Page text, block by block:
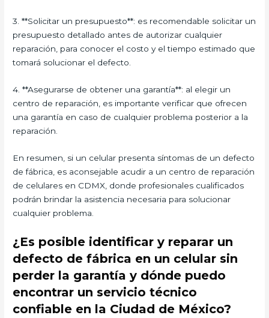
3. **Solicitar un presupuesto**: es recomendable solicitar un
presupuesto detallado antes de autorizar cualquier
reparación, para conocer el costo y el tiempo estimado que
tomará solucionar el defecto.
4. **Asegurarse de obtener una garantía**: al elegir un
centro de reparación, es importante verificar que ofrecen
una garantía en caso de cualquier problema posterior a la
reparación.
En resumen, si un celular presenta síntomas de un defecto
de fábrica, es aconsejable acudir a un centro de reparación
de celulares en CDMX, donde profesionales cualificados
podrán brindar la asistencia necesaria para solucionar
cualquier problema.
¿Es posible identificar y reparar un
defecto de fábrica en un celular sin
perder la garantía y dónde puedo
encontrar un servicio técnico
confiable en la Ciudad de México?